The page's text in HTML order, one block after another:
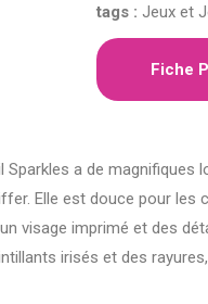
tags : Jeux et
Fiche
Sparkles a de
Elle est douce pour les
visage imprimé et des
irisés et des